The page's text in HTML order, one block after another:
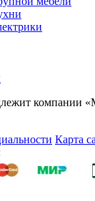
компании
Карта